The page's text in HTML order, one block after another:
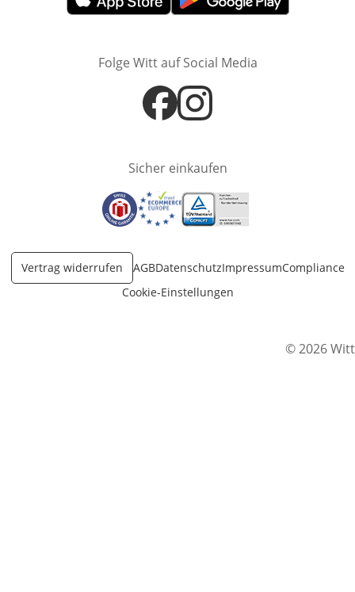
Öffnet in neuem FensterÖffnet in neuem Fenster
Folge Witt auf Social Media
Öffnet in neuem Fenster
Öffnet in neuem Fenster
Sicher einkaufen
Öffnet in neuem Fenster
Öffnet in neuem Fenster
Öffnet in neuem Fenster
Vertrag widerrufen AGBDatenschutzImpressumCompliance
Cookie-Einstellungen
© 2026 Witt